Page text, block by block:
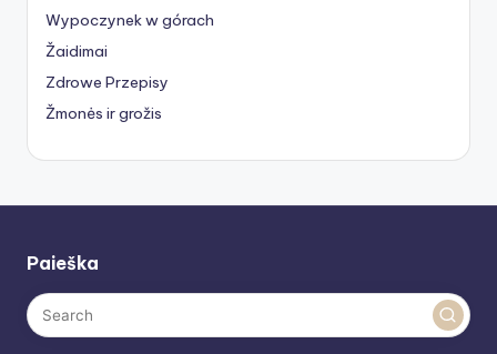
Wypoczynek w górach
Žaidimai
Zdrowe Przepisy
Žmonės ir grožis
Paieška